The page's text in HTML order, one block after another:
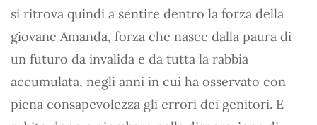
si ritrova quindi a sentire dentro la forza della
giovane Amanda, forza che nasce dalla paura di
un futuro da invalida e da tutta la rabbia
accumulata, negli anni in cui ha osservato con
piena consapevolezza gli errori dei genitori. E